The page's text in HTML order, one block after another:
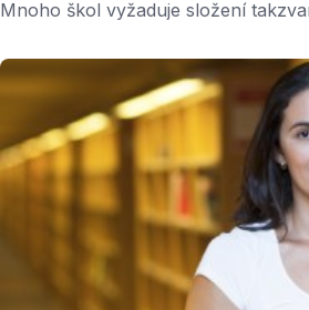
Mnoho škol vyžaduje složení
srovnávací zkoušky (známé také
testy obecných studijních
středoškoláky neznámým pojmem.
posledního studia už uplynula
tápat. „Tento test není založen …